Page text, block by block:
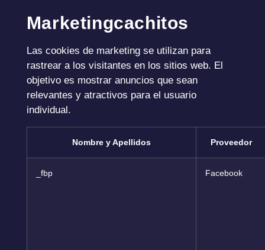
Marketingcachitos
Las cookies de marketing se utilizan para
rastrear a los visitantes en los sitios web. El
objetivo es mostrar anuncios que sean
relevantes y atractivos para el usuario
individual.
Nombre y Apellidos Proveedor
_fbp Facebook